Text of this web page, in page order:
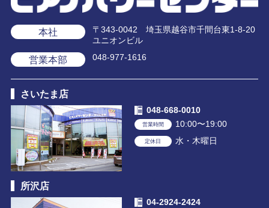
本社
〒343-0042 埼玉県越谷市千間台東1-8-20
ユニオンビル
営業本部 048-977-1616
さいたま店
048-668-0010
営業時間 10:00〜19:00
定休日 水・木曜日
所沢店
04-2924-2424